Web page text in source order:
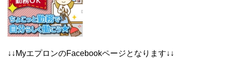
↓↓MyエプロンのFacebookページとなります↓↓